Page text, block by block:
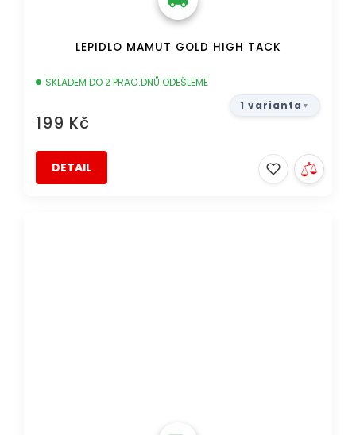
LEPIDLO MAMUT GOLD HIGH TACK
SKLADEM DO 2 PRAC.DNŮ ODEŠLEME
199 Kč
DETAIL
1 varianta